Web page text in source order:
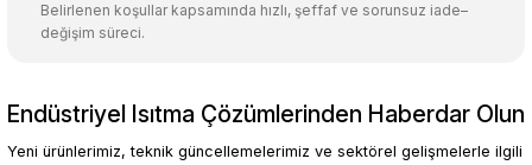
Gönder
Belirlenen koşullar kapsamında hızlı, şeffaf ve sorunsuz iade–
değişim süreci.
Endüstriyel Isıtma Çözümlerinden Haberdar Olun
Yeni ürünlerimiz, teknik güncellemelerimiz ve sektörel gelişmelerle ilgili